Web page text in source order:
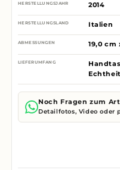
HERSTELLUNGSJAHR 2014
HERSTELLUNGSLAND Italien
ABMESSUNGEN 19,0 cm
LIEFERUMFANG
Noch Fragen zum
Detailfotos, Video oder